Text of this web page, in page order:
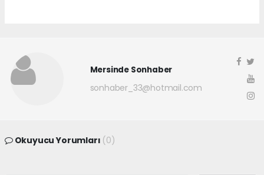
Mersinde Sonhaber
sonhaber_33@hotmail.com
Okuyucu Yorumları (0)